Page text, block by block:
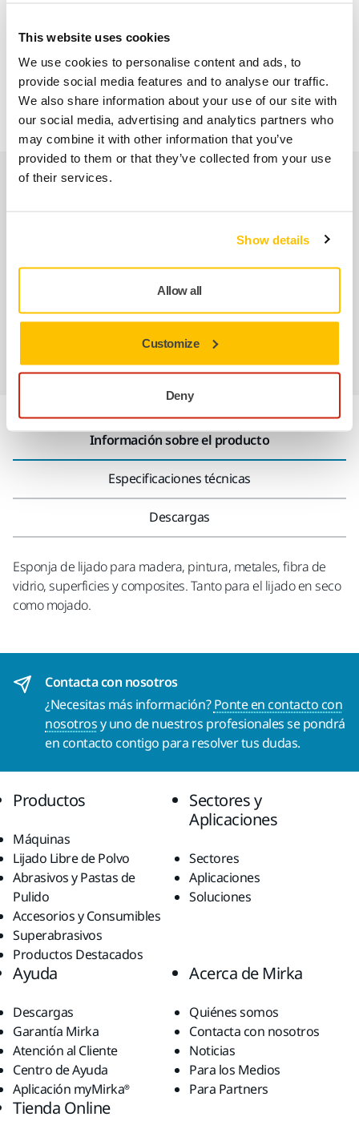
This website uses cookies
We use cookies to personalise content and ads, to
provide social media features and to analyse our traffic.
We also share information about your use of our site with
our social media, advertising and analytics partners who
may combine it with other information that you’ve
provided to them or that they’ve collected from your use
of their services.
Show details
Allow all
Customize
Deny
incl.
Pago Seguro
Seguimiento de envío
Atención al Cliente de Mirka
Abrasivos y máquinas profesionales para un
Información sobre el producto
Especificaciones técnicas
Descargas
Esponja de lijado para madera, pintura, metales, fibra de
vidrio, superficies y composites. Tanto para el lijado en seco
como mojado.
Contacta con nosotros
¿Necesitas más información?Ponte en contacto con
nosotrosy uno de nuestros profesionales se pondrá
en contacto contigo para resolver tus dudas.
Productos
Máquinas
Lijado Libre de Polvo
Abrasivos y Pastas de
Pulido
Accesorios y Consumibles
Superabrasivos
Productos Destacados
Sectores y
Aplicaciones
Sectores
Aplicaciones
Soluciones
Ayuda
Descargas
Garantía Mirka
Atención al Cliente
Centro de Ayuda
Aplicación myMirka®
Acerca de Mirka
Quiénes somos
Contacta con nosotros
Noticias
Para los Medios
Para Partners
Tienda Online